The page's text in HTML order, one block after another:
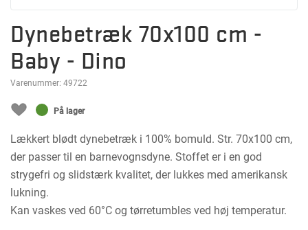
Dynebetræk 70x100 cm -
Baby - Dino
Varenummer: 49722
På lager
Lækkert blødt dynebetræk i 100% bomuld. Str. 70x100 cm,
der passer til en barnevognsdyne. Stoffet er i en god
strygefri og slidstærk kvalitet, der lukkes med amerikansk
lukning.
Kan vaskes ved 60°C og tørretumbles ved høj temperatur.